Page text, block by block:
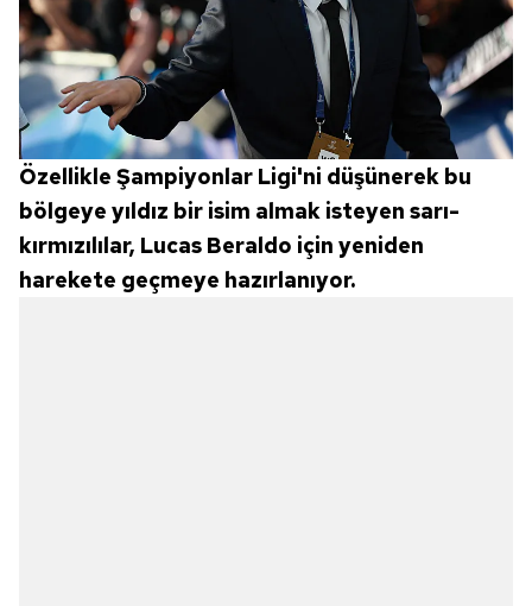
Özellikle Şampiyonlar Ligi'ni düşünerek bu
bölgeye yıldız bir isim almak isteyen sarı-
kırmızılılar, Lucas Beraldo için yeniden
harekete geçmeye hazırlanıyor.